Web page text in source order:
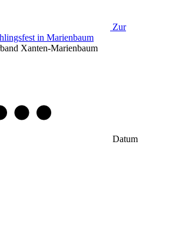
Zur
in Marienbaum
Xanten-Marienbaum
Datum